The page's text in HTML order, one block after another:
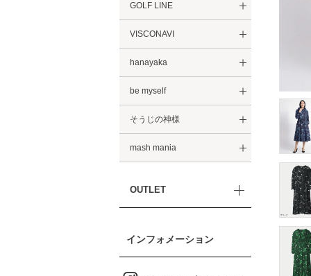
GOLF LINE
VISCONAVI
hanayaka
be myself
そうじの神様
mash mania
OUTLET
インフォメーション